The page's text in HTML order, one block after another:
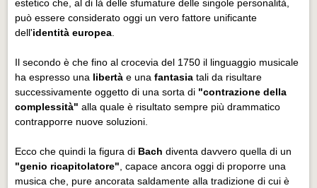
estetico che, al di là delle sfumature delle singole personalità,
può essere considerato oggi un vero fattore unificante
dell'identità europea.
Il secondo è che fino al crocevia del 1750 il linguaggio musicale
ha espresso una libertà e unafantasia tali da risultare
successivamente oggetto di una sorta di "contrazione della
complessità" alla quale è risultato sempre più drammatico
contrapporre nuove soluzioni.
Ecco che quindi la figura di Bach diventa davvero quella di un
"genio ricapitolatore", capace ancora oggi di proporre una
musica che, pure ancorata saldamente alla tradizione di cui è